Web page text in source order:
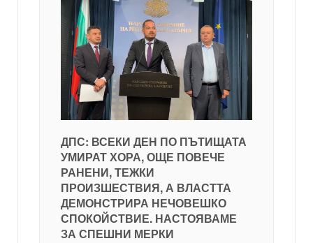
ДПС: ВСЕКИ ДЕН ПО ПЪТИЩАТА
УМИРАТ ХОРА, ОЩЕ ПОВЕЧЕ
РАНЕНИ, ТЕЖКИ
ПРОИЗШЕСТВИЯ, А ВЛАСТТА
ДЕМОНСТРИРА НЕЧОВЕШКО
СПОКОЙСТВИЕ. НАСТОЯВАМЕ
ЗА СПЕШНИ МЕРКИ